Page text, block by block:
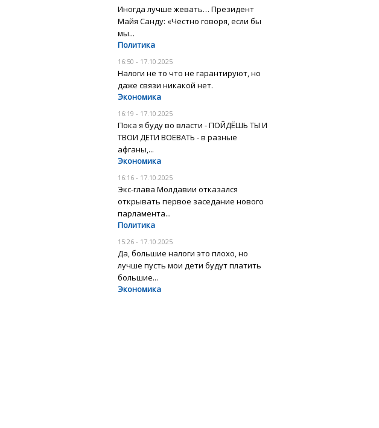
Иногда лучше жевать… Президент
Майя Санду: «Честно говоря, если бы
мы...
Политика
16:50 - 17.10.2025
Налоги не то что не гарантируют, но
даже связи никакой нет.
Экономика
16:19 - 17.10.2025
Пока я буду во власти - ПОЙДЁШЬ ТЫ И
ТВОИ ДЕТИ ВОЕВАТЬ - в разные
афганы,...
Экономика
16:16 - 17.10.2025
Экс-глава Молдавии отказался
открывать первое заседание нового
парламента...
Политика
15:26 - 17.10.2025
Да, большие налоги это плохо, но
лучше пусть мои дети будут платить
большие...
Экономика